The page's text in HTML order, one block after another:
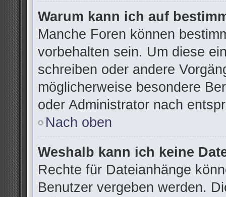
Warum kann ich auf
Manche Foren können
vorbehalten sein. Um diese
schreiben oder andere
möglicherweise besondere
oder Administrator nach
Nach oben
Weshalb kann ich keine
Rechte für Dateianhänge
Benutzer vergeben werden.